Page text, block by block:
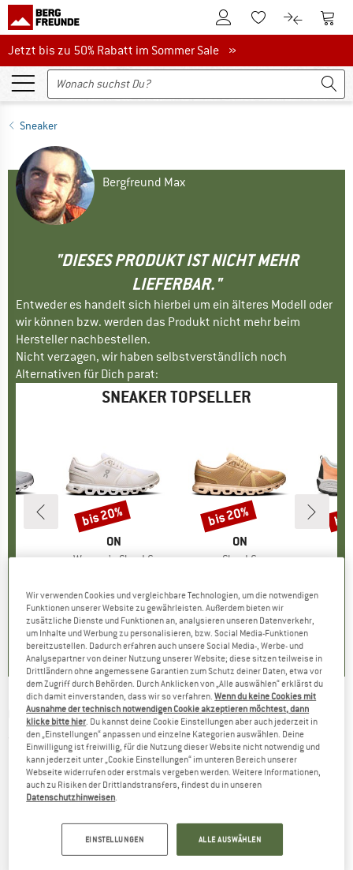
Zum KundenkontoZum Merkzettel.
Zum Zum
Jetzt bis zu 50% Rabatt im Sommer Sale
Jetzt bis zu 50% Rabatt im Sommer Sale »
Sneaker
Bergfreund Max
"DIESES PRODUKT IST NICHT MEHR
LIEFERBAR."
Entweder es handelt sich hierbei um ein älteres Modell oder
wir können bzw. werden das Produkt nicht mehr beim
Hersteller nachbestellen.
Nicht verzagen, wir haben selbstverständlich noch
Alternativen für Dich parat:
SNEAKER TOPSELLER
)
MARKE
ON
Artikel
Women's Cloud 6
+9
4,7(48)
Rabatt
bis 20%
MARKE
ON
Artikel
Cloud 6
+8
4,1(23)
Rabatt
bis 20%
GOLA -Women's Eagle - Sneaker
(0)
Wir verwenden Cookies und vergleichbare Technologien, um die notwendigen
Funktionen unserer Website zu gewährleisten. Außerdem bieten wir
zusätzliche Dienste und Funktionen an, analysieren unseren Datenverkehr,
um Inhalte und Werbung zu personalisieren, bzw. Social Media-Funktionen
bereitzustellen. Dadurch erfahren auch unsere Social Media-, Werbe- und
Analysepartner von deiner Nutzung unserer Website; diese sitzen teilweise in
Drittländern ohne angemessene Garantien zum Schutz deiner Daten, etwa vor
dem Zugriff durch Behörden. Durch Anklicken von „Alle auswählen“ erklärst du
dich damit einverstanden, dass wir so verfahren.Wenn du keine Cookies mit
Ausnahme der technisch notwendigen Cookie akzeptieren möchtest, dann
klicke bitte hier . Du kannst deine Cookie Einstellungen aber auch jederzeit in
den „Einstellungen“ anpassen und einzelne Kategorien auswählen. Deine
Einwilligung ist freiwillig, für die Nutzung dieser Website nicht notwendig und
kann jederzeit unter „Cookie Einstellungen“ im unteren Bereich unserer
Webseite widerrufen oder erstmals vergeben werden. Weitere Informationen,
auch zu Risiken der Drittlandstransfers, findest du in unseren
Datenschutzhinweisen
EINSTELLUNGEN ALLE AUSWÄHLEN